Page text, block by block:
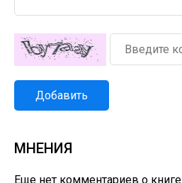
Добавить
МНЕНИЯ
Еще нет комментариев о книге